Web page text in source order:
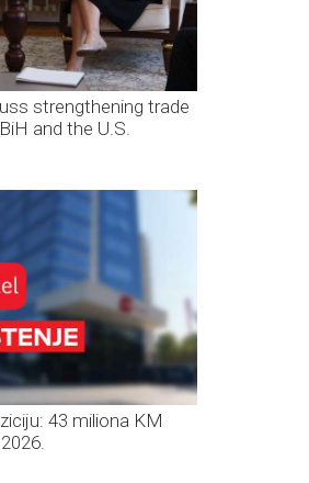
strengthening trade
and the U.S.
43 miliona KM